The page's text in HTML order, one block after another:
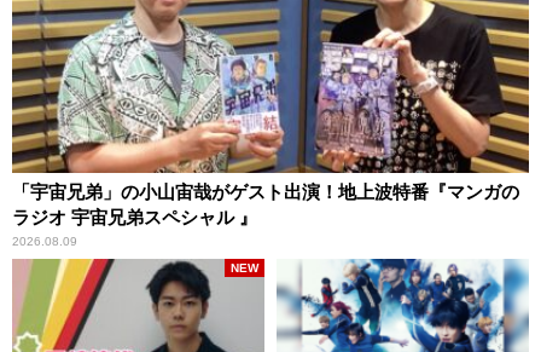
「宇宙兄弟」の小山宙哉がゲスト出演！地上波特番『マンガの
ラジオ 宇宙兄弟スペシャル 』
2026.08.09
NEW